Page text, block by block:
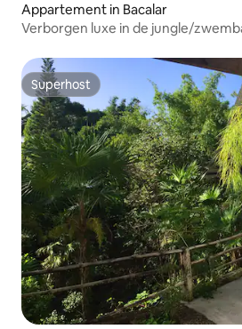
Appartement in Bacalar
Verborgen luxe in de jungle/
Superhost
Superhost